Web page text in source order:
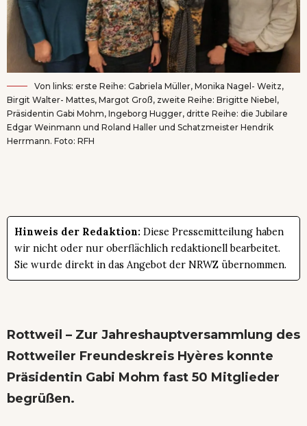
Von links: erste Reihe: Gabriela Müller, Monika Nagel- Weitz,
Birgit Walter- Mattes, Margot Groß, zweite Reihe: Brigitte Niebel,
Präsidentin Gabi Mohm, Ingeborg Hugger, dritte Reihe: die Jubilare
Edgar Weinmann und Roland Haller und Schatzmeister Hendrik
Herrmann. Foto: RFH
Hinweis der Redaktion: Diese Pressemitteilung haben
wir nicht oder nur oberflächlich redaktionell bearbeitet.
Sie wurde direkt in das Angebot der NRWZ übernommen.
Rottweil – Zur Jahreshauptversammlung des
Rottweiler Freundeskreis Hyères konnte
Präsidentin Gabi Mohm fast 50 Mitglieder
begrüßen.